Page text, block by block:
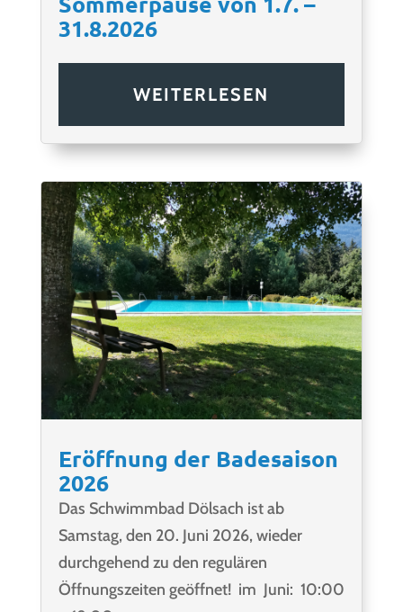
31.8.2026
WEITERLESEN
Eröffnung der Badesaison
2026
Das Schwimmbad Dölsach ist ab
Samstag, den 20. Juni 2026, wieder
durchgehend zu den regulären
Öffnungszeiten geöffnet! im Juni: 10:00